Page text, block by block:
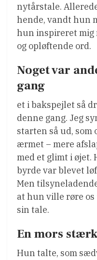
nytårstale.
hende, vandt hun
hun inspireret mig
og opløftende ord.
Noget var
gang
et i bakspejlet så
denne gang. Jeg
starten så ud, som
ærmet – mere
med et glimt i øjet.
byrde var blevet
Men
at hun ville røre
sin tale.
En mors
Hun talte, som